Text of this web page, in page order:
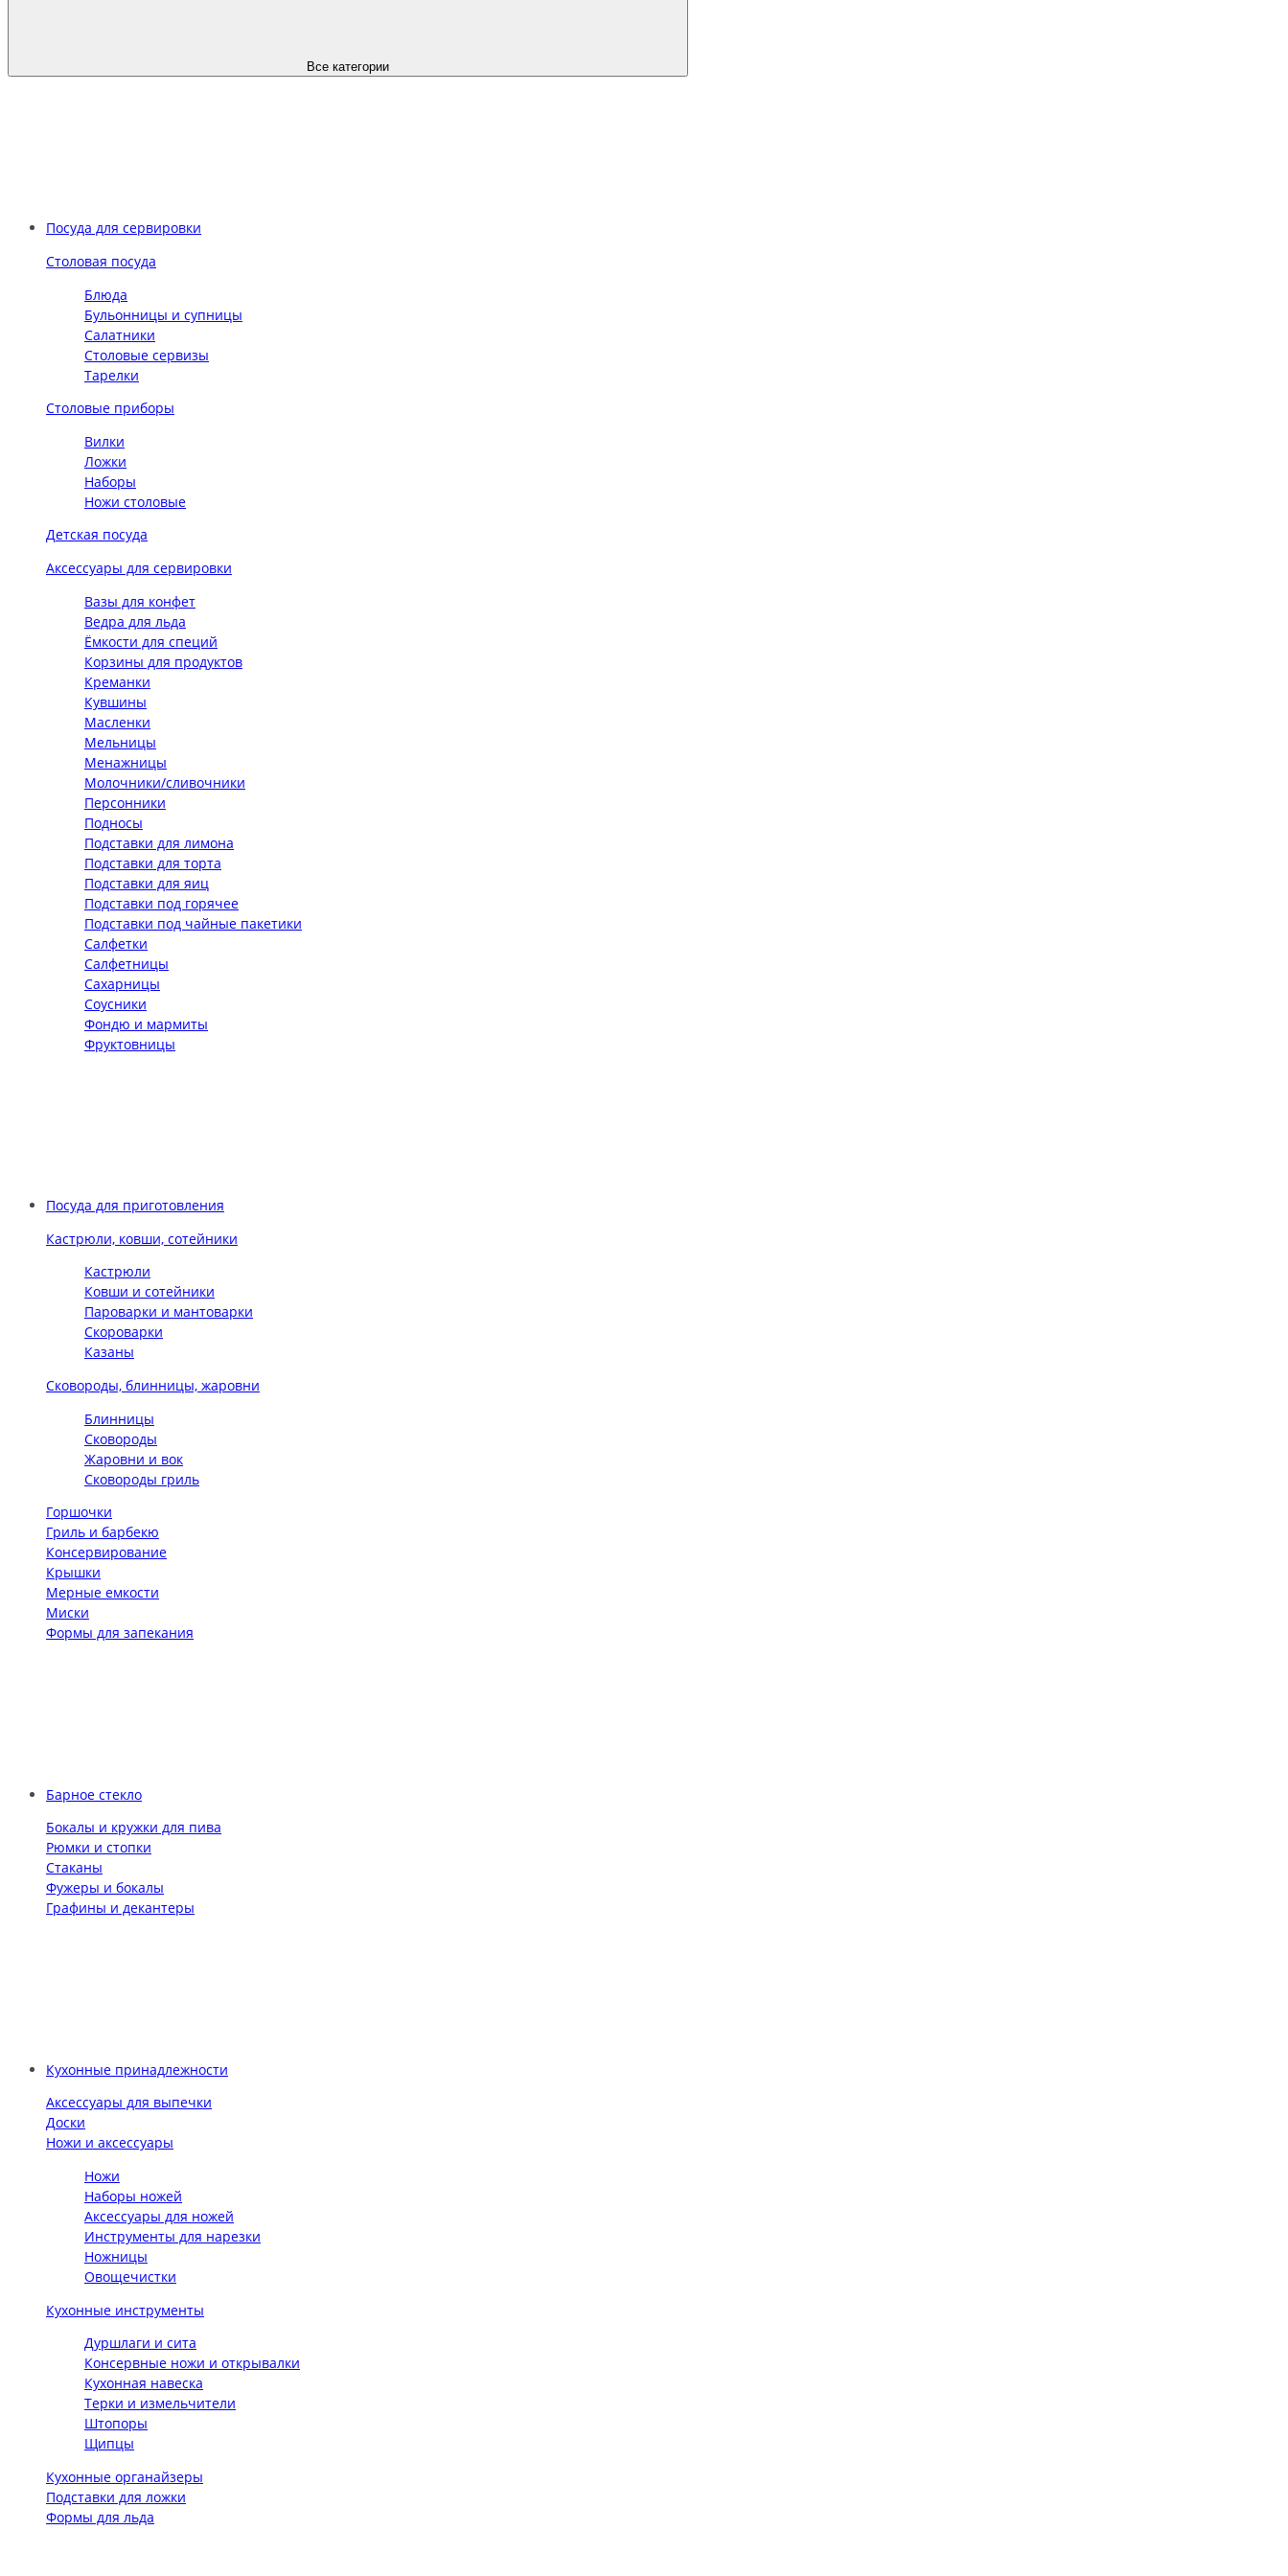
Все категории
Посуда для сервировки
Столовая посуда
Блюда
Бульонницы и супницы
Салатники
Столовые сервизы
Тарелки
Столовые приборы
Вилки
Ложки
Наборы
Ножи столовые
Детская посуда
Аксессуары для сервировки
Вазы для конфет
Ведра для льда
Ёмкости для специй
Корзины для продуктов
Креманки
Кувшины
Масленки
Мельницы
Менажницы
Молочники/сливочники
Персонники
Подносы
Подставки для лимона
Подставки для торта
Подставки для яиц
Подставки под горячее
Подставки под чайные пакетики
Салфетки
Салфетницы
Сахарницы
Соусники
Фондю и мармиты
Фруктовницы
Посуда для приготовления
Кастрюли, ковши, сотейники
Кастрюли
Ковши и сотейники
Пароварки и мантоварки
Скороварки
Казаны
Сковороды, блинницы, жаровни
Блинницы
Сковороды
Жаровни и вок
Сковороды гриль
Горшочки
Гриль и барбекю
Консервирование
Крышки
Мерные емкости
Миски
Формы для запекания
Барное стекло
Бокалы и кружки для пива
Рюмки и стопки
Стаканы
Фужеры и бокалы
Графины и декантеры
Кухонные принадлежности
Аксессуары для выпечки
Доски
Ножи и аксессуары
Ножи
Наборы ножей
Аксессуары для ножей
Инструменты для нарезки
Ножницы
Овощечистки
Кухонные инструменты
Дуршлаги и сита
Консервные ножи и открывалки
Кухонная навеска
Терки и измельчители
Штопоры
Щипцы
Кухонные органайзеры
Подставки для ложки
Формы для льда